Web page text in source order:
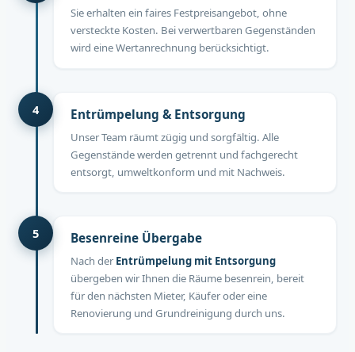
Sie erhalten ein faires Festpreisangebot, ohne
versteckte Kosten. Bei verwertbaren Gegenständen
wird eine Wertanrechnung berücksichtigt.
4 Entrümpelung & Entsorgung
Unser Team räumt zügig und sorgfältig. Alle
Gegenstände werden getrennt und fachgerecht
entsorgt, umweltkonform und mit Nachweis.
5 Besenreine Übergabe
Nach der Entrümpelung mit Entsorgung
übergeben wir Ihnen die Räume besenrein, bereit
für den nächsten Mieter, Käufer oder eine
Renovierung und Grundreinigung durch uns.